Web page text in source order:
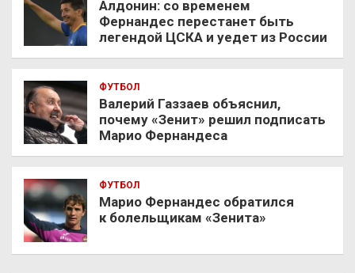
Алдонин: со временем
Фернандес перестанет быть
легендой ЦСКА и уедет из России
ФУТБОЛ
Валерий Газзаев объяснил,
почему «Зенит» решил подписать
Марио Фернандеса
ФУТБОЛ
Марио Фернандес обратился
к болельщикам «Зенита»